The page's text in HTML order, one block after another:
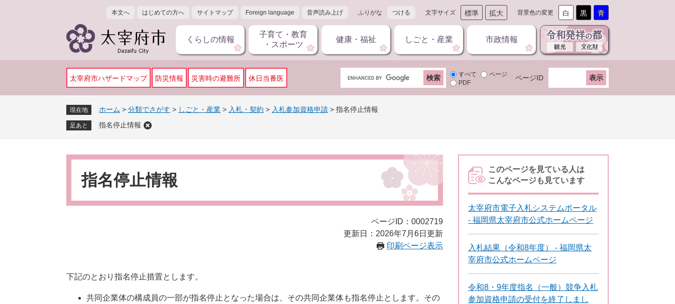
本文へ はじめての方へ サイトマップ Foreign language 音声読み上げ ふりがな つける 文字サイズ 標準 拡大 背景色の変更 白 黒 青
くらしの情報
子育て・教育
・スポーツ
健康・福祉 しごと・産業 市政情報
太宰府市ハザードマップ 防災情報 災害時の避難所 休日当番医
G
o
g
タ
すべて
ページ
PDF
ページID
現在地 ホーム > 分類でさがす > しごと・産業 > 入札・契約 > 入札参加資格申請 > 指名停止情報
足あと 指名停止情報
本
指名停止情報
ページID：0002719
更新日：2026年7月6日更新
印刷ページ表示
下記のとおり指名停止措置とします。
共同企業体の構成員の一部が指名停止となった場合は、その共同企業体も指名停止とします。その
このページを見ている人は
こんなページも見ています
太宰府市電子入札システムポータル
- 福岡県太宰府市公式ホームページ
入札結果（令和8年度） - 福岡県太
宰府市公式ホームページ
令和8・9年度指名（一般）競争入札
参加資格申請の受付を終了しまし